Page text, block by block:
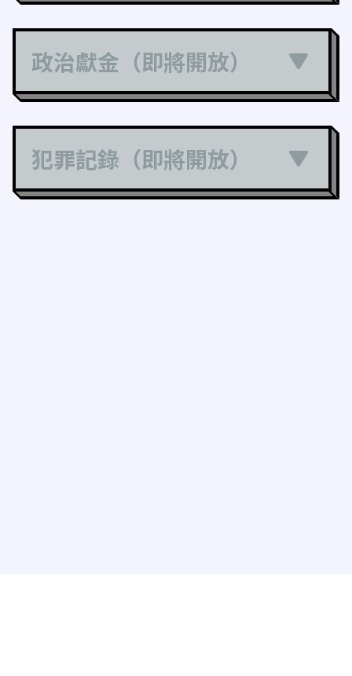
政治獻金（即將開放）
犯罪記錄（即將開放）